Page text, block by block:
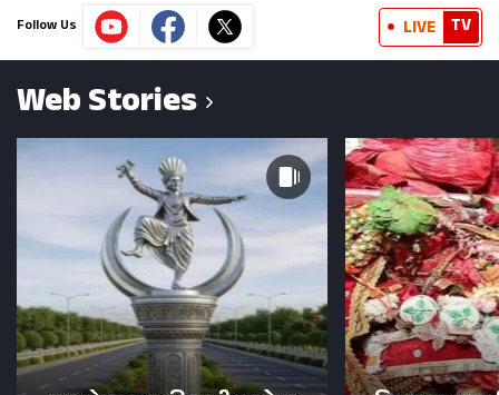
Follow Us LIVE TV
Web Stories